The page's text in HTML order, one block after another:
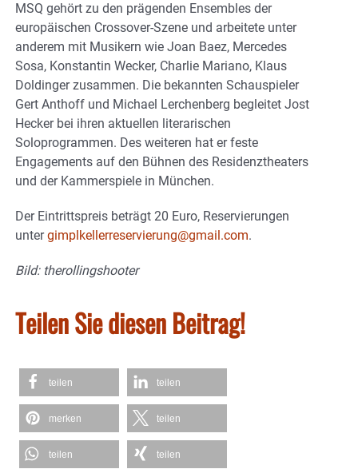
MSQ gehört zu den prägenden Ensembles der
europäischen Crossover-Szene und arbeitete unter
anderem mit Musikern wie Joan Baez, Mercedes
Sosa, Konstantin Wecker, Charlie Mariano, Klaus
Doldinger zusammen. Die bekannten Schauspieler
Gert Anthoff und Michael Lerchenberg begleitet Jost
Hecker bei ihren aktuellen literarischen
Soloprogrammen. Des weiteren hat er feste
Engagements auf den Bühnen des Residenztheaters
und der Kammerspiele in München.
Der Eintrittspreis beträgt 20 Euro, Reservierungen
untergimplkellerreservierung@gmail.com.
Bild: therollingshooter
Teilen Sie diesen Beitrag!
teilen teilen
merken teilen
teilen teilen